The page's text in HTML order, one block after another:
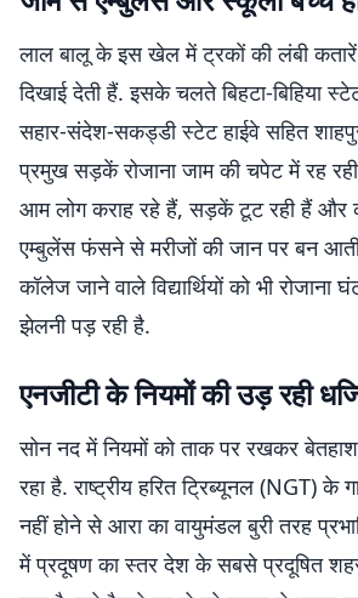
लाल बालू के इस खेल में ट्रकों की लंबी
दिखाई देती हैं. इसके चलते बिहटा-बिहिया
सहार-संदेश-सकड्डी स्टेट हाईवे सहित
प्रमुख सड़कें रोजाना जाम की चपेट में रह
आम लोग कराह रहे हैं, सड़कें टूट रही हैं और
एम्बुलेंस फंसने से मरीजों की जान पर बन
कॉलेज जाने वाले विद्यार्थियों को भी रोजाना
झेलनी पड़ रही है.
एनजीटी के नियमों की उड़ रही
सोन नद में नियमों को ताक पर रखकर
रहा है. राष्ट्रीय हरित ट्रिब्यूनल (NGT) के
नहीं होने से आरा का वायुमंडल बुरी तरह
में प्रदूषण का स्तर देश के सबसे प्रदूषित